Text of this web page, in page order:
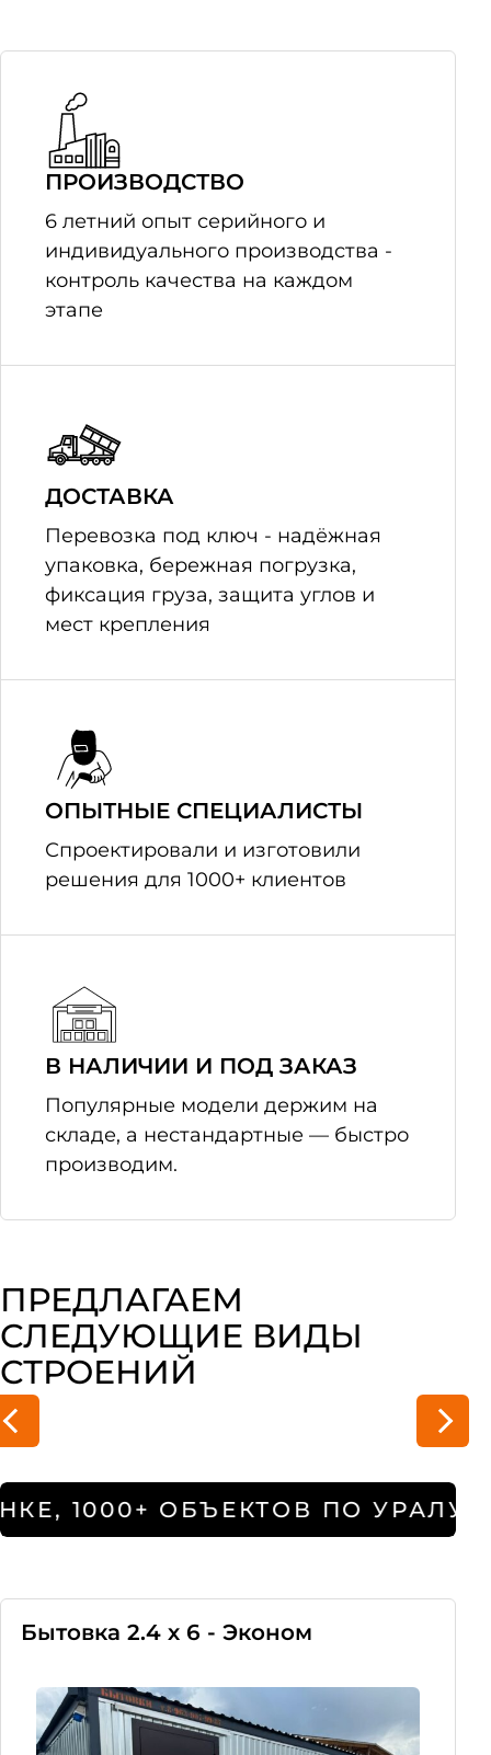
ПРОИЗВОДСТВО
6 летний опыт серийного и
индивидуального производства -
контроль качества на каждом
этапе
ДОСТАВКА
Перевозка под ключ - надёжная
упаковка, бережная погрузка,
фиксация груза, защита углов и
мест крепления
ОПЫТНЫЕ СПЕЦИАЛИСТЫ
Спроектировали и изготовили
решения для 1000+ клиентов
В НАЛИЧИИ И ПОД ЗАКАЗ
Популярные модели держим на
складе, а нестандартные — быстро
производим.
ПРЕДЛАГАЕМ
СЛЕДУЮЩИЕ ВИДЫ
СТРОЕНИЙ
Вагон бытовки
1000+ ОБЪЕКТОВ ПО УРАЛУ,
Бытовка 2.4 х 6 - Эконом